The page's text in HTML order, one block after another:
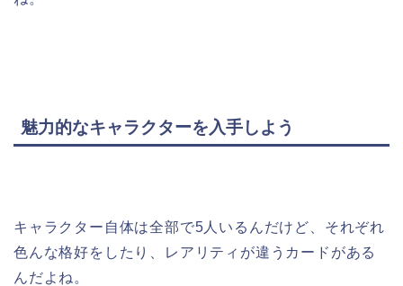
魅力的なキャラクターを入手しよう
キャラクター自体は全部で5人いるんだけど、それぞれ
色んな格好をしたり、レアリティが違うカードがある
んだよね。